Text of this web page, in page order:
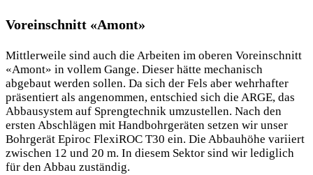
Voreinschnitt «Amont»
Mittlerweile sind auch die Arbeiten im oberen Voreinschnitt
«Amont» in vollem Gange. Dieser hätte mechanisch
abgebaut werden sollen. Da sich der Fels aber wehrhafter
präsentiert als angenommen, entschied sich die ARGE, das
Abbausystem auf Sprengtechnik umzustellen. Nach den
ersten Abschlägen mit Handbohrgeräten setzen wir unser
Bohrgerät Epiroc FlexiROC T30 ein. Die Abbauhöhe variiert
zwischen 12 und 20 m. In diesem Sektor sind wir lediglich
für den Abbau zuständig.